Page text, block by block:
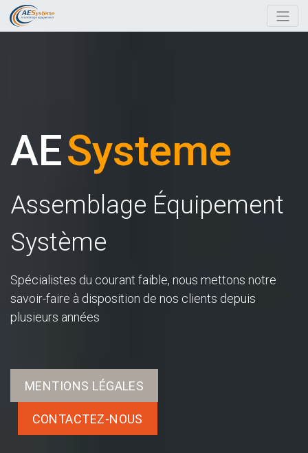
AESysteme
Assemblage Équipement
Système
Spécialistes du courant faible, nous mettons notre
savoir-faire à disposition de nos clients depuis
plusieurs années
MENTIONS LÉGALES
CONTACTEZ-NOUS